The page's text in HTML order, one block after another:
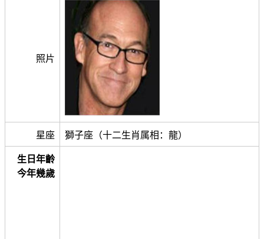
照片
星座 獅子座（十二生肖属相：龍）
生日年齡
今年幾歲